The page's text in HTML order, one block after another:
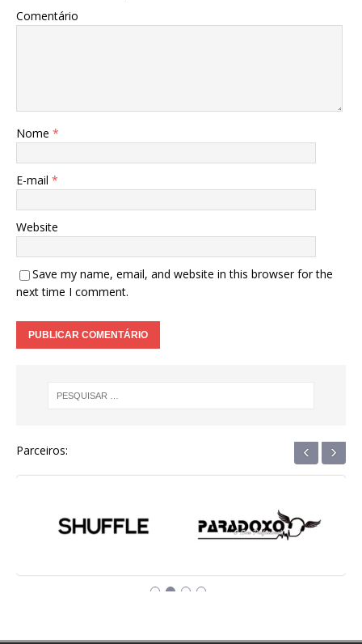
Comentário
Nome *
E-mail *
Website
Save my name, email, and website in this browser for the
next time I comment.
Parceiros: ‹ ›